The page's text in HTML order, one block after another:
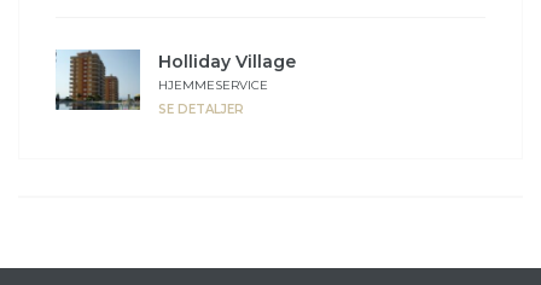
Holliday Village
HJEMMESERVICE
SE DETALJER